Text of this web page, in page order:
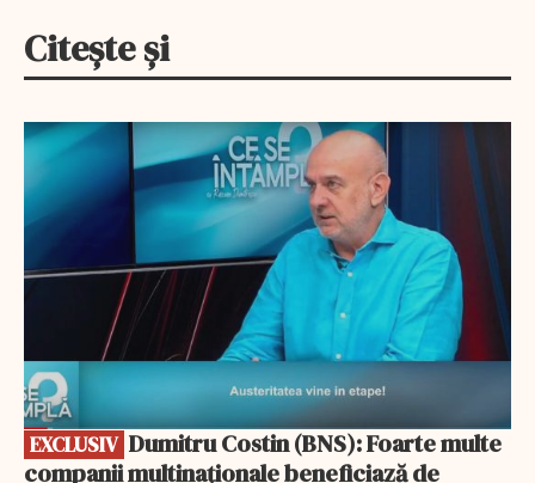
Citește și
EXCLUSIV
EXCLUSIV
companii multinaționale beneficiază de